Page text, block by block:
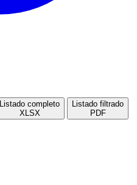
Listado completo
XLSX
Listado filtrado
PDF